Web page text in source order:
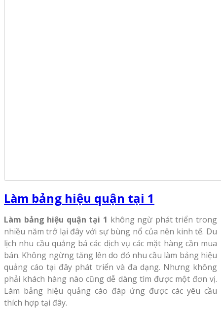
Làm bảng hiệu quận tại 1
Làm bảng hiệu quận tại 1 không ngừ phát triển trong
nhiều năm trở lại đây với sự bùng nổ của nên kinh tế. Du
lịch nhu cầu quảng bá các dịch vụ các mặt hàng cần mua
bán. Không ngừng tăng lên do đó nhu cầu làm bảng hiệu
quảng cáo tại đây phát triển và đa dạng. Nhưng không
phải khách hàng nào cũng dễ dàng tìm được một đơn vị.
Làm bảng hiệu quảng cáo đáp ứng được các yêu cầu
thích hợp tại đây.